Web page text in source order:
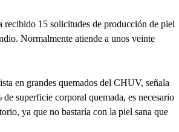
recibido 15 solicitudes de producción de piel
Normalmente atiende a unos veinte
en grandes quemados del CHUV, señala
superficie corporal quemada, es necesario
ya que no bastaría con la piel sana que